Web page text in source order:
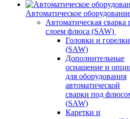
Автоматическое
Автоматическая сварка
слоем флюса (SAW)
Головки и горелки
(SAW)
Дополнительные
оснащение и
для оборудования
автоматической
сварки под
(SAW)
Каретки и